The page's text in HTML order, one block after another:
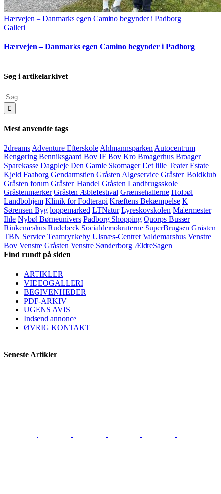
Hærvejen – Danmarks egen Camino begynder i Padborg
Galleri
Hærvejen – Danmarks egen Camino begynder i Padborg
Søg i artikelarkivet
Søg
efter:
Mest anvendte tags
2dreams Adventure Efterskole Ahlmannsparken Autocentrum
Rengøring Benniksgaard Bov IF Bov Kro Broagerhus Broager
Sparekasse Dagpleje Den Gamle Skomager Det lille Teater Estate
Kjeld Faaborg Gendarmstien Gråsten Algeservice Gråsten Boldklub
Gråsten forum Gråsten Handel Gråsten Landbrugsskole
Gråstenmærker Gråsten Æblefestival Grænsehallerne Holbøl
Landbohjem Klinik for Fodterapi Kræftens Bekæmpelse K
Sørensen Byg loppemarked LTNatur Lyreskovskolen Malermester
Ihle Nybøl Børneunivers Padborg Shopping Quorps Busser
Rinkenæshus Rudebeck Socialdemokraterne SuperBrugsen Gråsten
TBN Service Teamrynkeby Ulsnæs-Centret Valdemarshus Venstre
Bov Venstre Gråsten Venstre Sønderborg ÆldreSagen
Find rundt på siden
ARTIKLER
VIDEOGALLERI
BEGIVENHEDER
PDF-ARKIV
UGENS AVIS
Indsend annonce
ØVRIG KONTAKT
Seneste Artikler